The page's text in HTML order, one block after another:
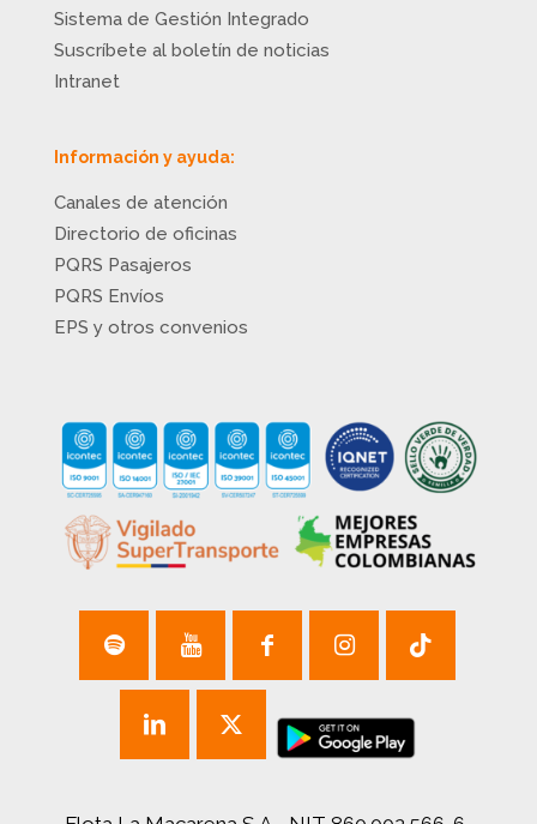
Sistema de Gestión Integrado
Suscríbete al boletín de noticias
Intranet
Información y ayuda:
Canales de atención
Directorio de oficinas
PQRS Pasajeros
PQRS Envíos
EPS y otros convenios